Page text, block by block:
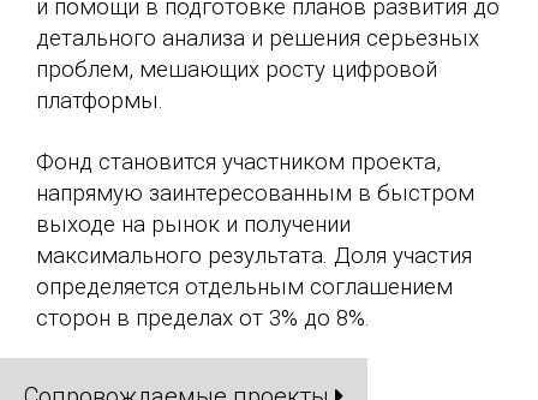
и помощи в подготовке планов развития до
детального анализа и решения серьезных
проблем, мешающих росту цифровой
платформы.
Фонд становится участником проекта,
напрямую заинтересованным в быстром
выходе на рынок и получении
максимального результата. Доля участия
определяется отдельным соглашением
сторон в пределах от 3% до 8%.